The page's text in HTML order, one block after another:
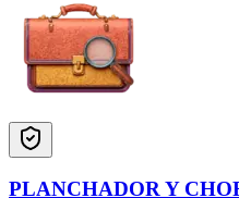
PLANCHADOR Y